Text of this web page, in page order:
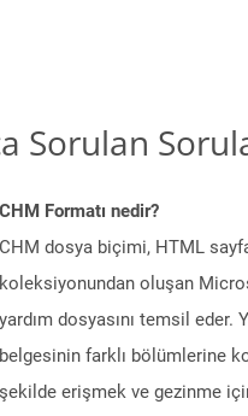
Sorulan
CHM Formatı nedir?
CHM dosya biçimi, HTML
koleksiyonundan oluşan
yardım dosyasını temsil eder.
belgesinin farklı bölümlerine
şekilde erişmek ve gezinme